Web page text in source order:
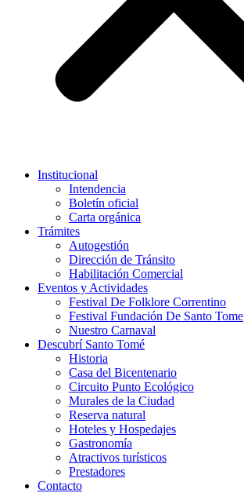
Institucional
Intendencia
Boletín oficial
Carta orgánica
Trámites
Autogestión
Dirección de Tránsito
Habilitación Comercial
Eventos y Actividades
Festival De Folklore Correntino
Festival Fundación De Santo Tome
Nuestro Carnaval
Descubrí Santo Tomé
Historia
Casa del Bicentenario
Circuito Punto Ecológico
Murales de la Ciudad
Reserva natural
Hoteles y Hospedajes
Gastronomía
Atractivos turísticos
Prestadores
Contacto